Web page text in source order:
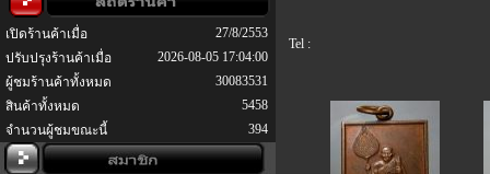
เปิดร้านค้าเมื่อ
27/8/2553
ปรับปรุงร้านค้าเมื่อ
2026-08-05 17:04:00
ผู้ชมร้านค้าทั้งหมด
30083531
สินค้าทั้งหมด
5458
จำนวนผู้ชมขณะนี้
394
Tel :